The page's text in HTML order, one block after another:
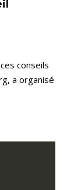
conseils
a organisé